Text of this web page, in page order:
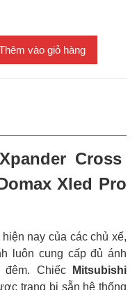
vào giỏ hàng
Cross
Xled Pro
nay của các chủ xế,
luôn cung cấp đủ ánh
Chiếc
Mitsubishi
trang bị sẵn hệ thống